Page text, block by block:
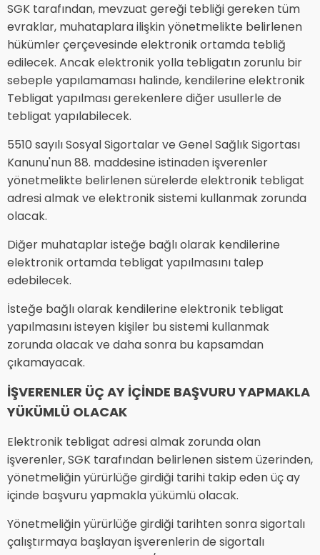
SGK tarafından, mevzuat gereği tebliği gereken tüm
evraklar, muhataplara ilişkin yönetmelikte belirlenen
hükümler çerçevesinde elektronik ortamda tebliğ
edilecek. Ancak elektronik yolla tebligatın zorunlu bir
sebeple yapılamaması halinde, kendilerine elektronik
Tebligat yapılması gerekenlere diğer usullerle de
tebligat yapılabilecek.
5510 sayılı Sosyal Sigortalar ve Genel Sağlık Sigortası
Kanunu'nun 88. maddesine istinaden işverenler
yönetmelikte belirlenen sürelerde elektronik tebligat
adresi almak ve elektronik sistemi kullanmak zorunda
olacak.
Diğer muhataplar isteğe bağlı olarak kendilerine
elektronik ortamda tebligat yapılmasını talep
edebilecek.
İsteğe bağlı olarak kendilerine elektronik tebligat
yapılmasını isteyen kişiler bu sistemi kullanmak
zorunda olacak ve daha sonra bu kapsamdan
çıkamayacak.
İŞVERENLER ÜÇ AY İÇİNDE BAŞVURU YAPMAKLA
YÜKÜMLÜ OLACAK
Elektronik tebligat adresi almak zorunda olan
işverenler, SGK tarafından belirlenen sistem üzerinden,
yönetmeliğin yürürlüğe girdiği tarihi takip eden üç ay
içinde başvuru yapmakla yükümlü olacak.
Yönetmeliğin yürürlüğe girdiği tarihten sonra sigortalı
çalıştırmaya başlayan işverenlerin de sigortalı